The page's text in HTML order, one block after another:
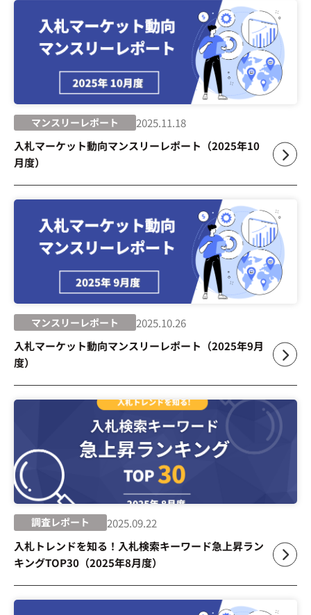
マンスリーレポート
2025.11.18
入札マーケット動向マンスリーレポート（2025年10
月度）
マンスリーレポート
2025.10.26
入札マーケット動向マンスリーレポート（2025年9月
度）
調査レポート
2025.09.22
入札トレンドを知る！入札検索キーワード急上昇ラン
キングTOP30（2025年8月度）